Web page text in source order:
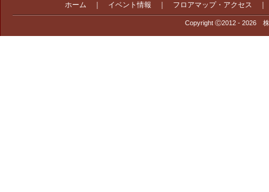
ホーム イベント情報 フロアマップ・アクセス
Copyright Ⓒ2012 - 2026 株